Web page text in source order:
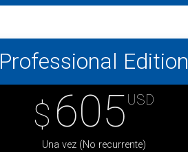
Professional Edition
$ 605 USD
Una vez (No recurrente)